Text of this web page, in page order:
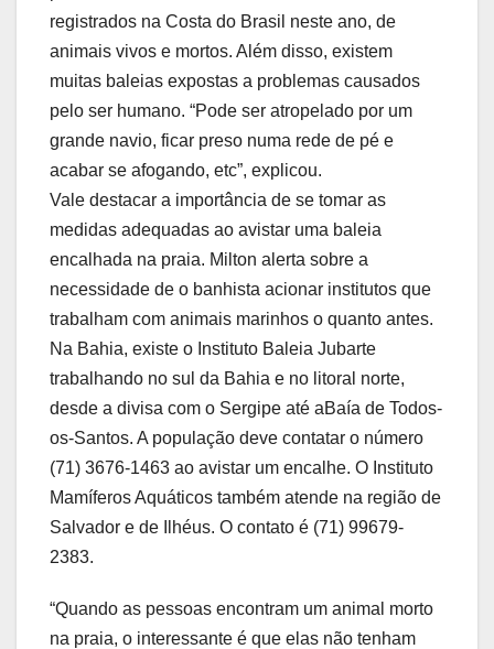
registrados na Costa do Brasil neste ano, de
animais vivos e mortos. Além disso, existem
muitas baleias expostas a problemas causados
pelo ser humano. “Pode ser atropelado por um
grande navio, ficar preso numa rede de pé e
acabar se afogando, etc”, explicou.
Vale destacar a importância de se tomar as
medidas adequadas ao avistar uma baleia
encalhada na praia. Milton alerta sobre a
necessidade de o banhista acionar institutos que
trabalham com animais marinhos o quanto antes.
Na Bahia, existe o Instituto Baleia Jubarte
trabalhando no sul da Bahia e no litoral norte,
desde a divisa com o Sergipe até aBaía de Todos-
os-Santos. A população deve contatar o número
(71) 3676-1463 ao avistar um encalhe. O Instituto
Mamíferos Aquáticos também atende na região de
Salvador e de Ilhéus. O contato é (71) 99679-
2383.
“Quando as pessoas encontram um animal morto
na praia, o interessante é que elas não tenham